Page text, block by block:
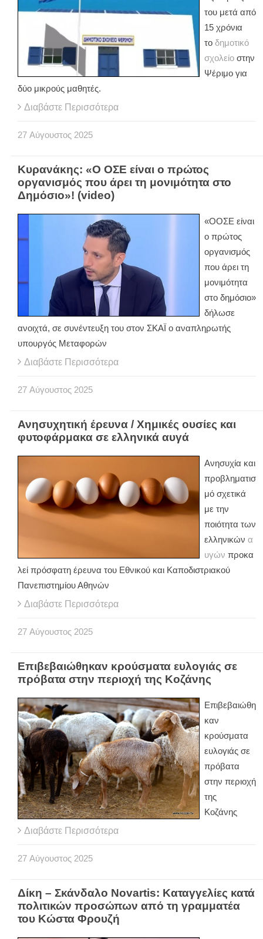
του μετά από
15 χρόνια
το δημοτικό
σχολείο στην
Ψέριμο για
δύο μικρούς μαθητές.
Διαβάστε Περισσότερα
27 Αύγουστος 2025
Κυρανάκης: «Ο ΟΣΕ είναι ο πρώτος
οργανισμός που άρει τη μονιμότητα στο
Δημόσιο»! (video)
«ΟΟΣΕ είναι
ο πρώτος
οργανισμός
που άρει τη
μονιμότητα
στο δημόσιο»
δήλωσε
ανοιχτά, σε συνέντευξη του στον ΣΚΑΪ ο αναπληρωτής
υπουργός Μεταφορών
Διαβάστε Περισσότερα
27 Αύγουστος 2025
Ανησυχητική έρευνα / Χημικές ουσίες και
φυτοφάρμακα σε ελληνικά αυγά
Ανησυχία και
προβληματισ
μό σχετικά
με την
ποιότητα των
ελληνικών α
υγών προκα
λεί πρόσφατη έρευνα του Εθνικού και Καποδιστριακού
Πανεπιστημίου Αθηνών
Διαβάστε Περισσότερα
27 Αύγουστος 2025
Επιβεβαιώθηκαν κρούσματα ευλογιάς σε
πρόβατα στην περιοχή της Κοζάνης
Επιβεβαιώθη
καν
κρούσματα
ευλογιάς σε
πρόβατα
στην περιοχή
της
Κοζάνης
Διαβάστε Περισσότερα
27 Αύγουστος 2025
Δίκη – Σκάνδαλο Novartis: Καταγγελίες κατά
πολιτικών προσώπων από τη γραμματέα
του Κώστα Φρουζή